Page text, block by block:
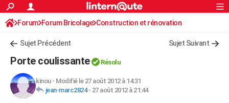
ACTUALITÉS
Politique
Société
Faits Divers
Education
Monde
Villes
+
FINANCE
Retraite
Impôts
Epargne
Immobilier
Risques naturels par ville
Banque
Assurance
Crédit
AUTO
Rechercher
S'inscrire
Connexion
Forum Forum Bricolage Construction et rénovation
Sujet Précédent Sujet Suivant
Porte coulissante Résolu
kinou- Modifié le 27 août 2012 à 14:31
jean-marc2824- 27 août 2012 à 21:44